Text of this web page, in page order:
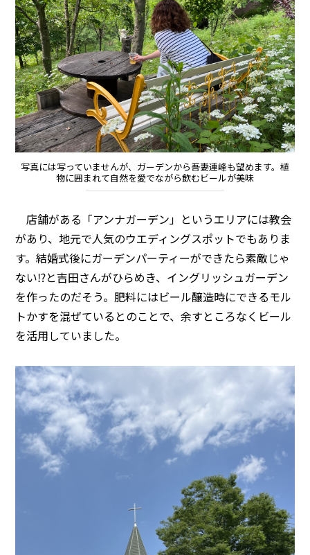
写真には写っていませんが、ガーデンから吾妻連峰も望めます。植
物に囲まれて自然を愛でながら飲むビールが美味
店舗がある「アンナガーデン」というエリアには教会
があり、地元で人気のウエディングスポットでもありま
す。結婚式後にガーデンパーティーができたら素敵じゃ
ない⁉と吉田さんがひらめき、イングリッシュガーデン
を作ったのだそう。肥料にはビール醸造時にできるモル
トかすを混ぜているとのことで、余すところなくビール
を活用していました。